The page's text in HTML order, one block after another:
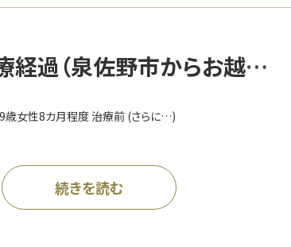
経過（泉佐野市からお越し
女性8カ月程度 治療前 (さらに…)
続きを読む